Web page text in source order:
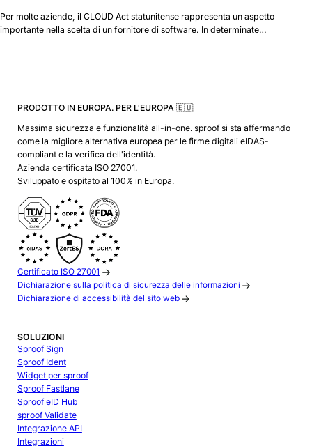
Per molte aziende, il CLOUD Act statunitense rappresenta un aspetto
importante nella scelta di un fornitore di software. In determinate…
PRODOTTO IN EUROPA. PER L'EUROPA 🇪🇺
Massima sicurezza e funzionalità all-in-one. sproof si sta affermando
come la migliore alternativa europea per le firme digitali eIDAS-
compliant e la verifica dell'identità.
Azienda certificata ISO 27001.
Sviluppato e ospitato al 100% in Europa.
Certificato ISO 27001
Dichiarazione sulla politica di sicurezza delle informazioni
Dichiarazione di accessibilità del sito web
SOLUZIONI
Sproof Sign
Sproof Ident
Widget per sproof
Sproof Fastlane
Sproof eID Hub
sproof Validate
Integrazione API
Integrazioni